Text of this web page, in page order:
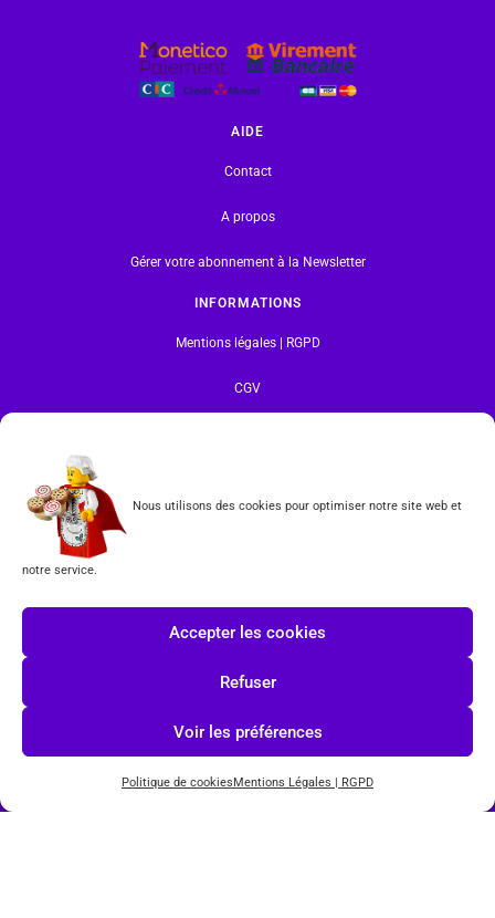
Nous utilisons des cookies pour optimiser notre site web et
notre service.
Accepter les cookies
Refuser
Voir les préférences
Politique de cookiesMentions Légales | RGPD
AIDE
Contact
A propos
Gérer votre abonnement à la Newsletter
INFORMATIONS
Mentions légales | RGPD
CGV
Tous les produits vendus sur ce site sont fabriqués par LEGO exclusivement. LEGO® est une
marque déposée par The LEGO Group. Les propriétaires des marques respectives citées sur le site
en restent les propriétaires. Tous droits réservés.
INSCRIPTION À LA NEWSLETTER